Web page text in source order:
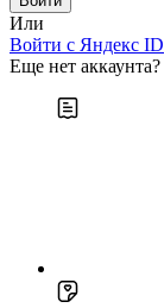
Или
Войти c Яндекс ID
Еще нет аккаунта?